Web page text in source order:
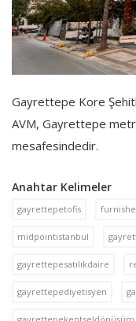
Galeri
İletişim
Türkçe
Gayrettepe Kore
AVM, Gayrettepe
mesafesindedir.
Anahtar Kelimeler
gayrettepetofis
midpointistanbul
gayrettepesatılıkdaire
gayrettepediyetisyen